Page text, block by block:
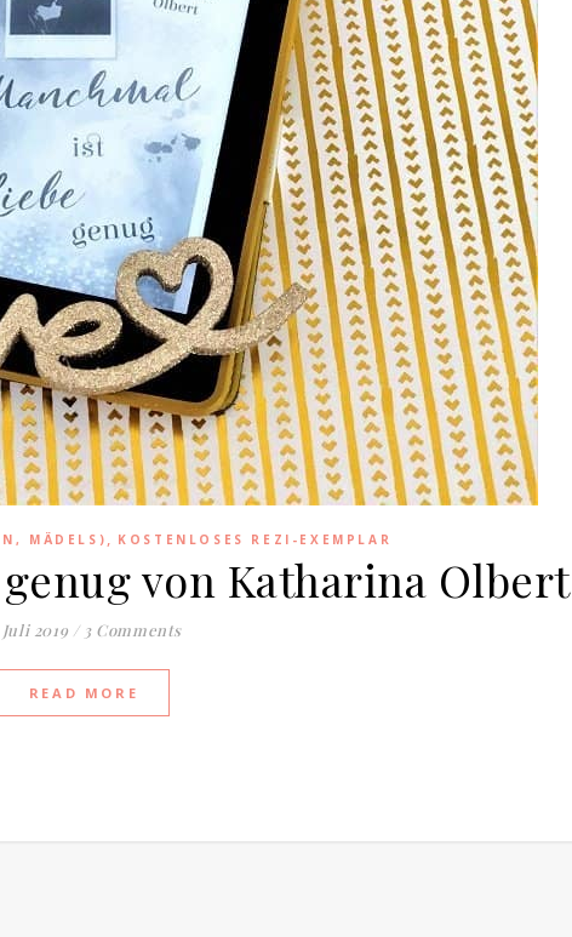
MÄDELS) , KOSTENLOSES REZI-EXEMPLAR
von Katharina Olbert
Juli 2019 / 3 Comments
READ MORE